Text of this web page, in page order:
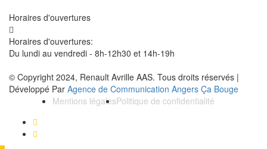
Horaires d'ouvertures
Horaires d'ouvertures:
Du lundi au vendredi - 8h-12h30 et 14h-19h
© Copyright 2024, Renault Avrille AAS. Tous droits réservés |
Développé Par Agence de Communication Angers Ça Bouge
Mentions légalesPolitique de confidentialité